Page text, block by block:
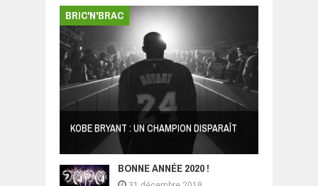
BRIC'N'BRAC
KOBE BRYANT : UN CHAMPION DISPARAÎT
BONNE ANNÉE 2020 !